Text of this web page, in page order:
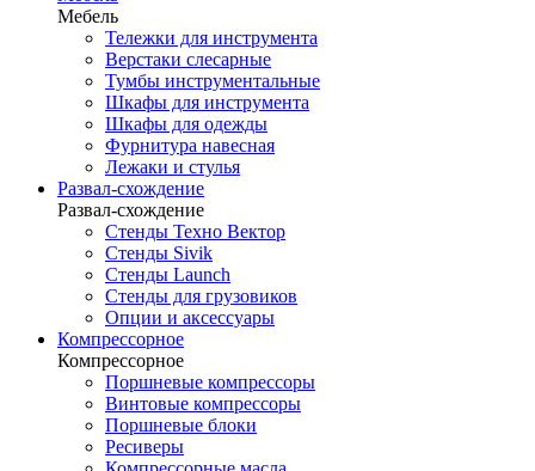
Мебель
Тележки для инструмента
Верстаки слесарные
Тумбы инструментальные
Шкафы для инструмента
Шкафы для одежды
Фурнитура навесная
Лежаки и стулья
Развал-схождение
Развал-схождение
Стенды Техно Вектор
Стенды Sivik
Стенды Launch
Стенды для грузовиков
Опции и аксессуары
Компрессорное
Компрессорное
Поршневые компрессоры
Винтовые компрессоры
Поршневые блоки
Ресиверы